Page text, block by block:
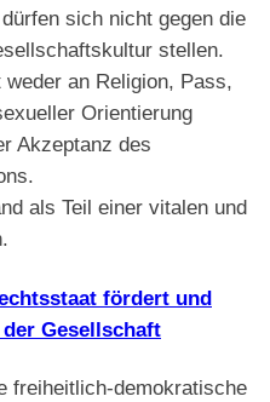
sich nicht gegen die
stellen.
an Religion, Pass,
Orientierung
Akzeptanz des
als Teil einer vitalen und
fördert und
Gesellschaft
freiheitlich-demokratische